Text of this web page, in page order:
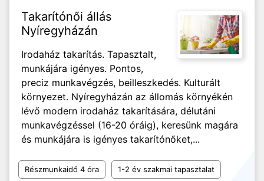
Takarítónői állás
Nyíregyházán
Irodaház takarítás. Tapasztalt,
munkájára igényes. Pontos,
preciz munkavégzés, beilleszkedés. Kulturált
környezet. Nyíregyházán az állomás környékén
lévő modern irodaház takarítására, délutáni
munkavégzéssel (16-20 óráig), keresünk magára
és munkájára is igényes takarítónőket,...
Részmunkaidő 4 óra 1-2 év szakmai tapasztalat